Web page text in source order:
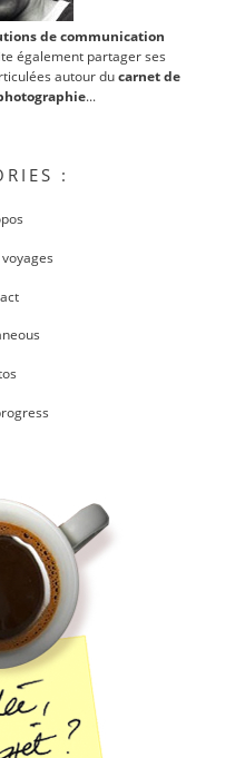
de communication
également partager ses
autour ducarnet de
...
: